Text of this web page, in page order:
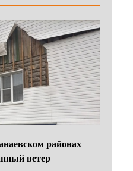
районах
ветер